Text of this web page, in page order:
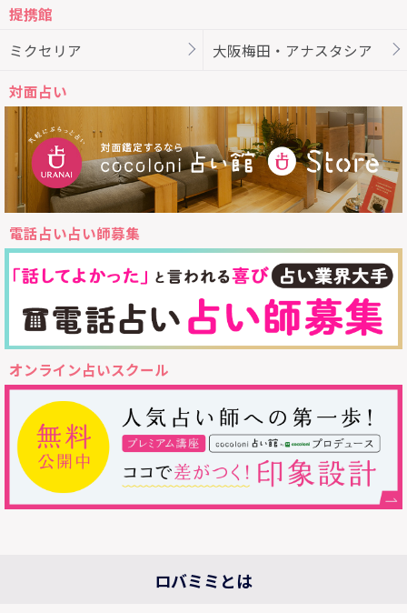
提携館
ミクセリア
大阪梅田・アナスタシア
対面占い
電話占い占い師募集
オンライン占いスクール
ロバミミとは